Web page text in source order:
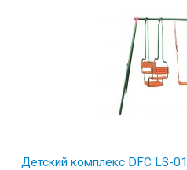
Детский комплекс DFC LS-01